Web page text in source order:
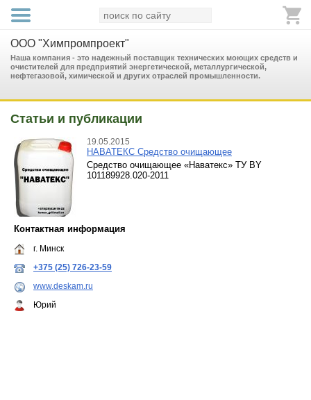
ООО "Химпромпроект"
Наша компания - это надежный поставщик технических моющих средств и
очистителей для предприятий энергетической, металлургической,
нефтегазовой, химической и других отраслей промышленности.
Статьи и публикации
19.05.2015
НАВАТЕКС Средство очищающее
Средство очищающее «Наватекс» ТУ BY
101189928.020-2011
Контактная информация
г. Минск
+375 (25) 726-23-59
www.deskam.ru
Юрий